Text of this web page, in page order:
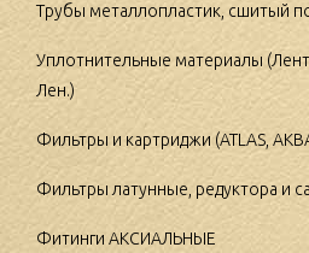
Трубы металлопластик, сшитый
Уплотнительные материалы
Лен.)
Фильтры и картриджи (ATLAS,
Фильтры латунные, редуктора и
Фитинги АКСИАЛЬНЫЕ